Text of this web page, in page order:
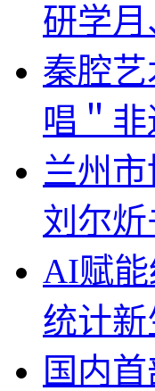
研学月
秦腔
唱＂
兰州
刘尔
AI赋
统计
国内